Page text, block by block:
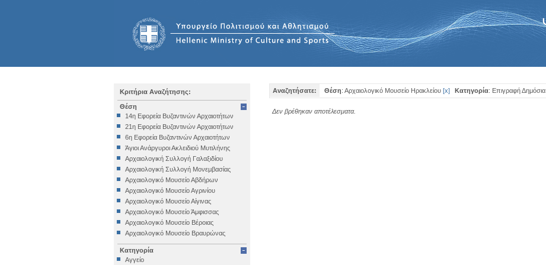
Κριτήρια Αναζήτησης:
Θέση
14η Εφορεία Βυζαντινών Αρχαιοτήτων
21η Εφορεία Βυζαντινών Αρχαιοτήτων
6η Εφορεία Βυζαντινών Αρχαιοτήτων
Άγιοι Ανάργυροι Ακλειδιού Μυτιλήνης
Αρχαιολογική Συλλογή Γαλαξιδίου
Αρχαιολογική Συλλογή Μονεμβασίας
Αρχαιολογικό Μουσείο Αβδήρων
Αρχαιολογικό Μουσείο Αγρινίου
Αρχαιολογικό Μουσείο Αίγινας
Αρχαιολογικό Μουσείο Άμφισσας
Αρχαιολογικό Μουσείο Βέροιας
Αρχαιολογικό Μουσείο Βραυρώνας
Αρχαιολογικό Μουσείο Δελφών
Αρχαιολογικό Μουσείο Ηγουμενίτσας
Κατηγορία
Αγγείο
Αναζητήσατε: Θέση: Αρχαιολογικό Μουσείο Ηρακλείου [x] Κατηγορία: Επιγραφή Δημόσια
Δεν βρέθηκαν αποτέλεσματα.